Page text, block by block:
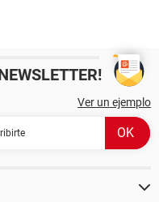
Ver un ejemplo